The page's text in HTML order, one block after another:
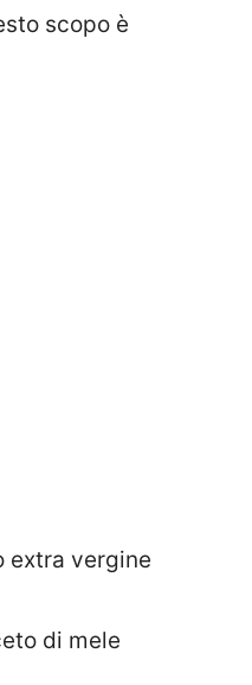
scopo è
extra vergine
di mele